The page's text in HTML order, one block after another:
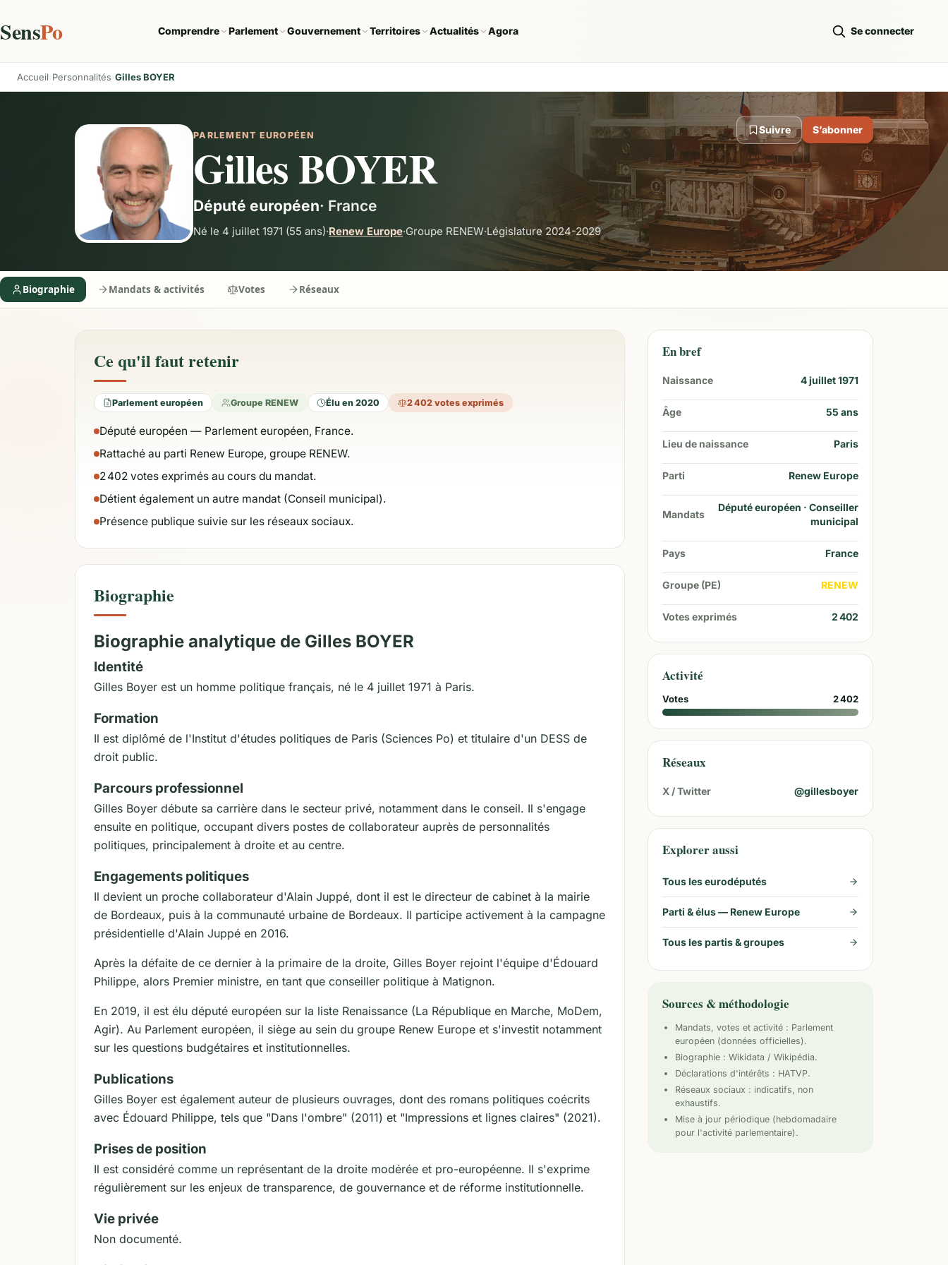
SensPo Comprendre Parlement Gouvernement Territoires Actualités Agora Se connecter
Accueil Personnalités Gilles BOYER
PARLEMENT EUROPÉEN
Gilles BOYER
Député européen· France
Né le 4 juillet 1971 (55 ans)·Renew Europe·Groupe RENEW·Législature 2024-2029
Suivre S’abonner
Biographie Mandats & activités Votes Réseaux
Ce qu'il faut retenir
Parlement européen Groupe RENEW Élu en 2020 2 402 votes exprimés
Député européen — Parlement européen, France.
Rattaché au parti Renew Europe, groupe RENEW.
2 402 votes exprimés au cours du mandat.
Détient également un autre mandat (Conseil municipal).
Présence publique suivie sur les réseaux sociaux.
Biographie
Biographie analytique de Gilles BOYER
Identité
Gilles Boyer est un homme politique français, né le 4 juillet 1971 à Paris.
Formation
Il est diplômé de l'Institut d'études politiques de Paris (Sciences Po) et titulaire d'un DESS de
droit public.
Parcours professionnel
Gilles Boyer débute sa carrière dans le secteur privé, notamment dans le conseil. Il s'engage
ensuite en politique, occupant divers postes de collaborateur auprès de personnalités
politiques, principalement à droite et au centre.
Engagements politiques
Il devient un proche collaborateur d'Alain Juppé, dont il est le directeur de cabinet à la mairie
de Bordeaux, puis à la communauté urbaine de Bordeaux. Il participe activement à la campagne
présidentielle d'Alain Juppé en 2016.
Après la défaite de ce dernier à la primaire de la droite, Gilles Boyer rejoint l'équipe d'Édouard
Philippe, alors Premier ministre, en tant que conseiller politique à Matignon.
En 2019, il est élu député européen sur la liste Renaissance (La République en Marche, MoDem,
Agir). Au Parlement européen, il siège au sein du groupe Renew Europe et s'investit notamment
sur les questions budgétaires et institutionnelles.
Publications
Gilles Boyer est également auteur de plusieurs ouvrages, dont des romans politiques coécrits
avec Édouard Philippe, tels que "Dans l'ombre" (2011) et "Impressions et lignes claires" (2021).
Prises de position
Il est considéré comme un représentant de la droite modérée et pro-européenne. Il s'exprime
régulièrement sur les enjeux de transparence, de gouvernance et de réforme institutionnelle.
Vie privée
Non documenté.
En bref
Naissance 4 juillet 1971
Âge 55 ans
Lieu de naissance Paris
Parti Renew Europe
Mandats
Député européen · Conseiller
municipal
Pays France
Groupe (PE) RENEW
Votes exprimés 2 402
Activité
Votes 2 402
Réseaux
X / Twitter @gillesboyer
Explorer aussi
Tous les eurodéputés
Parti & élus — Renew Europe
Tous les partis & groupes
Sources & méthodologie
Mandats, votes et activité : Parlement
européen (données officielles).
Biographie : Wikidata / Wikipédia.
Déclarations d'intérêts : HATVP.
Réseaux sociaux : indicatifs, non
exhaustifs.
Mise à jour périodique (hebdomadaire
pour l'activité parlementaire).